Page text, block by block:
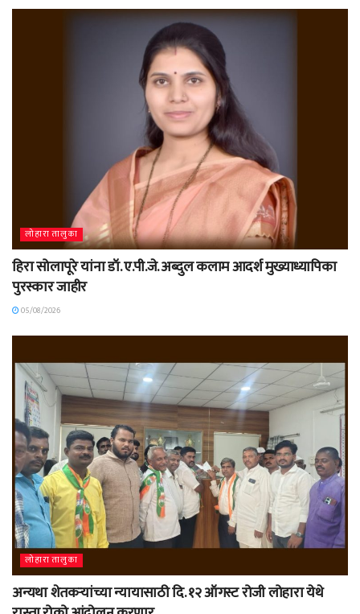
लोहारा तालुका
हिरा सोलापूरे यांना डॉ. ए.पी.जे. अब्दुल कलाम आदर्श मुख्याध्यापिका
पुरस्कार जाहीर
05/08/2026
लोहारा तालुका
अन्यथा शेतकऱ्यांच्या न्यायासाठी दि. १२ ऑगस्ट रोजी लोहारा येथे